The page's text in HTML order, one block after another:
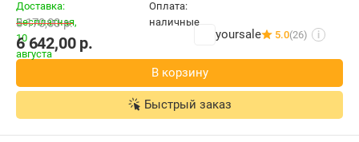
6 642,00р.
8 170,00р.
yoursale 5.0(26) i
В корзину
Быстрый заказ